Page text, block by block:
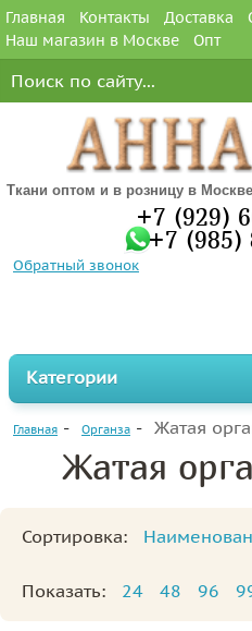
Главная Контакты Доставка
Наш магазин в Москве
Опт
Ткани оптом и в розницу в Москве
+7 (929)
+7 (985)
Обратный звонок
Категории
Главная Органза Жатая
Жатая
Сортировка:
Показать: 24 48 96